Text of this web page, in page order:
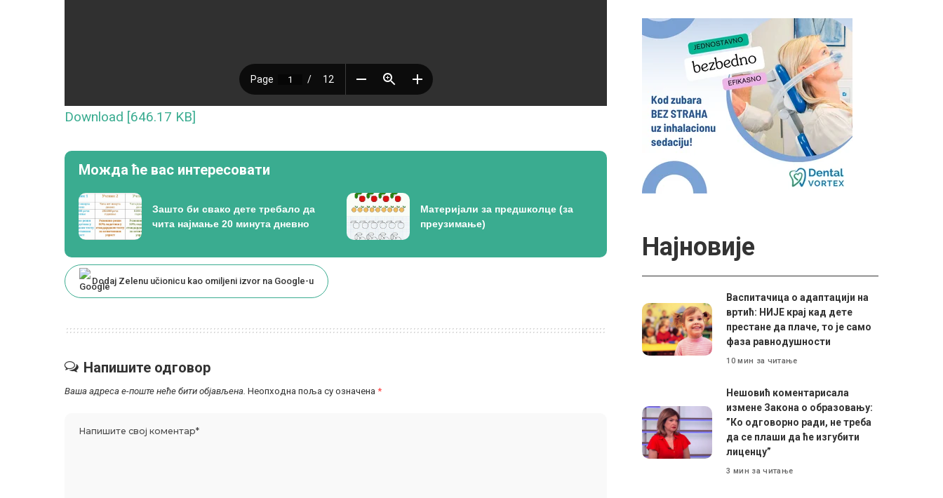
Download [646.17 KB]
Можда ће вас интересовати
Зашто би свако дете требало да
чита најмање 20 минута дневно
Материјали за предшколце (за
преузимање)
Dodaj Zelenu učionicu kao omiljeni izvor na Google-u
Напишите одговор
Ваша адреса е-поште неће бити објављена. Неопходна поља су означена *
Најновије
Васпитачица о адаптацији на
вртић: НИЈЕ крај кад дете
престане да плаче, то је само
фаза равнодушности
10 мин за читање
Нешовић коментарисала
измене Закона о образовању:
”Ко одговорно ради, не треба
да се плаши да ће изгубити
лиценцу”
3 мин за читање